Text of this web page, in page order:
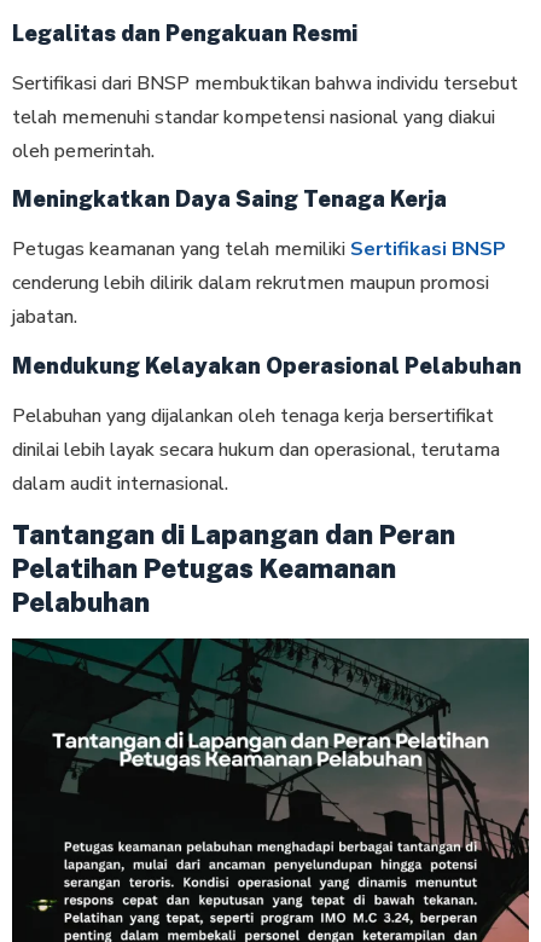
Legalitas dan Pengakuan Resmi
Sertifikasi dari BNSP membuktikan bahwa individu tersebut
telah memenuhi standar kompetensi nasional yang diakui
oleh pemerintah.
Meningkatkan Daya Saing Tenaga Kerja
Petugas keamanan yang telah memiliki Sertifikasi BNSP
cenderung lebih dilirik dalam rekrutmen maupun promosi
jabatan.
Mendukung Kelayakan Operasional Pelabuhan
Pelabuhan yang dijalankan oleh tenaga kerja bersertifikat
dinilai lebih layak secara hukum dan operasional, terutama
dalam audit internasional.
Tantangan di Lapangan dan Peran
Pelatihan Petugas Keamanan
Pelabuhan